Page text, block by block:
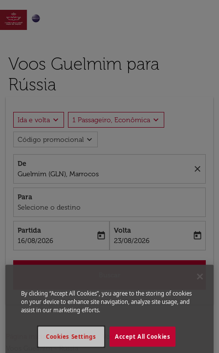

Voos Guelmim para
Rússia
Ida e volta expand_more 1 Passageiro, Econômica expand_more
Código promocional expand_more
De
Guelmim (GLN), Marrocos
close
Para
Selecione o destino
Partida
fc-booking-departure-date-aria-label
16/08/2026
today
Volta
fc-booking-return-date-aria-label
23/08/2026
today
Página inicial Voos
Voos para a Rússia
Voos Guelmim - Rússia
By clicking “Accept All Cookies”, you agree to the storing of cookies
on your device to enhance site navigation, analyze site usage, and
assist in our marketing efforts.
Accept All Cookies
Cookies Settings